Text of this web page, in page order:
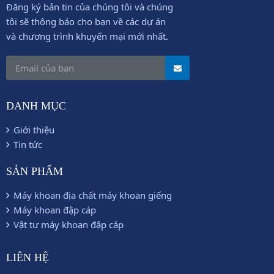
Đăng ký bản tin của chúng tôi và chúng
tôi sẽ thông báo cho bạn về các dự án
và chương trình khuyến mại mới nhất.
DANH MỤC
Giới thiệu
Tin tức
SẢN PHẨM
Máy khoan địa chất máy khoan giếng
Máy khoan đập cáp
Vật tư máy khoan đập cáp
LIÊN HỆ